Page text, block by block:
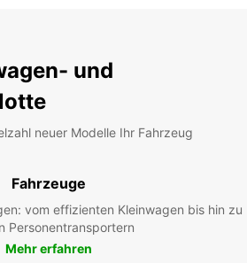
und
neuer Modelle Ihr Fahrzeug
Fahrzeuge
vom effizienten Kleinwagen bis hin zu
Personentransportern
Mehr erfahren